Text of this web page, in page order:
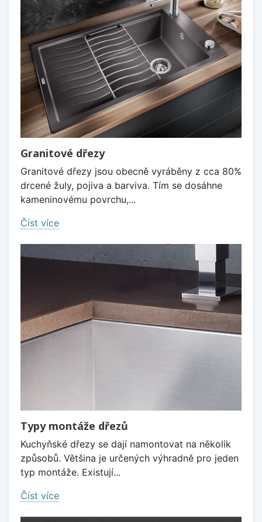
Granitové dřezy
Granitové dřezy jsou obecně vyráběny z cca 80%
drcené žuly, pojiva a barviva. Tím se dosáhne
kameninovému povrchu,...
Číst více
Typy montáže dřezů
Kuchyňské dřezy se dají namontovat na několik
způsobů. Většina je určených výhradně pro jeden
typ montáže. Existují...
Číst více